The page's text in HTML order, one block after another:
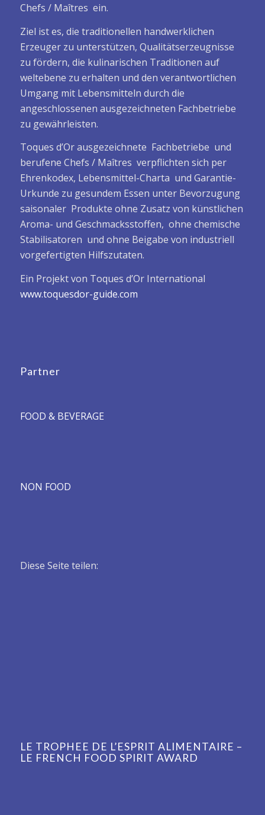
Chefs / Maîtres ein.
Ziel ist es, die traditionellen handwerklichen
Erzeuger zu unterstützen, Qualitätserzeugnisse
zu fördern, die kulinarischen Traditionen auf
weltebene zu erhalten und den verantwortlichen
Umgang mit Lebensmitteln durch die
angeschlossenen ausgezeichneten Fachbetriebe
zu gewährleisten.
Toques d’Or ausgezeichnete Fachbetriebe und
berufene Chefs / Maîtres verpflichten sich per
Ehrenkodex, Lebensmittel-Charta und Garantie-
Urkunde zu gesundem Essen unter Bevorzugung
saisonaler Produkte ohne Zusatz von künstlichen
Aroma- und Geschmacksstoffen, ohne chemische
Stabilisatoren und ohne Beigabe von industriell
vorgefertigten Hilfszutaten.
Ein Projekt von Toques d’Or International
www.toquesdor-guide.com
Partner
FOOD & BEVERAGE
NON FOOD
Diese Seite teilen:
LE TROPHEE DE L’ESPRIT ALIMENTAIRE –
LE FRENCH FOOD SPIRIT AWARD